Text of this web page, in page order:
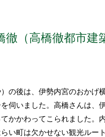
徹（高橋徹都市建
の後は、伊勢内宮のおかげ
伺いました。高橋さんは、
かかわってこられました。
い町は欠かせない観光ルー